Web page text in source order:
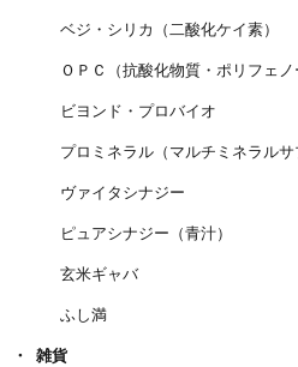
ベジ・シリカ（二酸化ケイ素）
ＯＰＣ（抗酸化物質・ポリフェノ
ビヨンド・プロバイオ
プロミネラル（マルチミネラルサ
ヴァイタシナジー
ピュアシナジー（青汁）
玄米ギャバ
ふし満
雑貨